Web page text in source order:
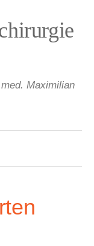
Maximilian